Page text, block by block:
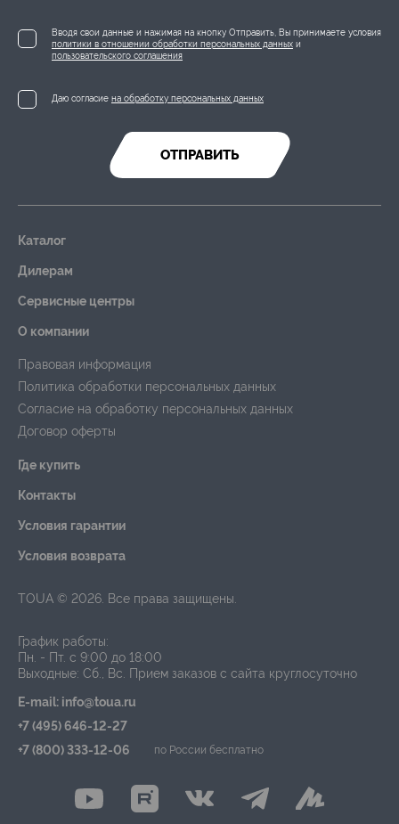
Вводя свои данные и нажимая на кнопку Отправить, Вы принимаете условия
политики в отношении обработки персональных данных и
пользовательского соглашения
Даю согласие на обработку персональных данных
ОТПРАВИТЬ
Каталог
Дилерам
Сервисные центры
О компании
Правовая информация
Политика обработки персональных данных
Согласие на обработку персональных данных
Договор оферты
Где купить
Контакты
Условия гарантии
Условия возврата
TOUA © 2026. Все права защищены.
График работы:
Пн. - Пт. с 9:00 до 18:00
Выходные: Сб., Вс.
Прием заказов с сайта круглосуточно
E-mail: info@toua.ru
+7 (495) 646-12-27
+7 (800) 333-12-06
по России бесплатно